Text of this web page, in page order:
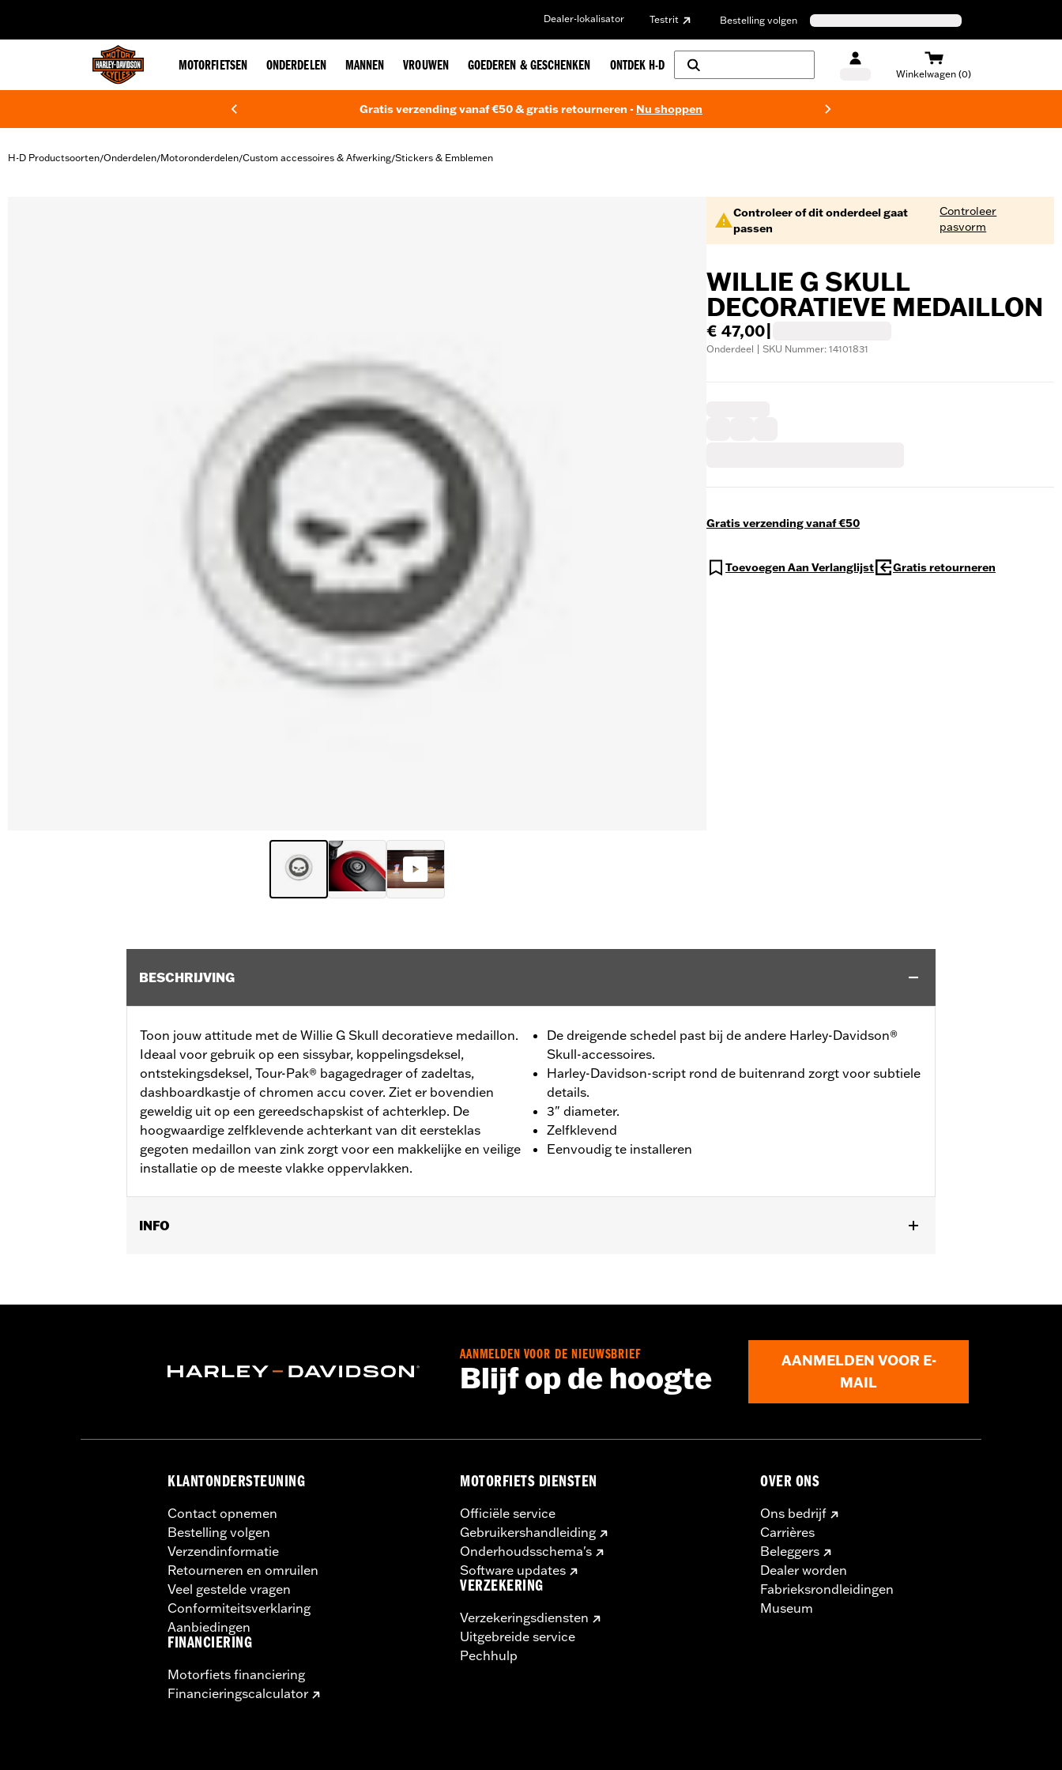
Dealer-lokalisator Testrit Bestelling volgen
MOTORFIETSEN ONDERDELEN MANNEN VROUWEN GOEDEREN & GESCHENKEN ONTDEK H-D
Winkelwagen (0)
Gratis verzending vanaf €50 & gratis retourneren - Nu shoppen
H-D Productsoorten/Onderdelen/Motoronderdelen/Custom accessoires & Afwerking/Stickers & Emblemen
Controleer of dit onderdeel gaat
passen
Controleer
pasvorm
WILLIE G SKULL
DECORATIEVE MEDAILLON
€ 47,00
Onderdeel | SKU Nummer: 14101831
Gratis verzending vanaf €50
Toevoegen Aan Verlanglijst Gratis retourneren
BESCHRIJVING
Toon jouw attitude met de Willie G Skull decoratieve medaillon.
Ideaal voor gebruik op een sissybar, koppelingsdeksel,
ontstekingsdeksel, Tour-Pak® bagagedrager of zadeltas,
dashboardkastje of chromen accu cover. Ziet er bovendien
geweldig uit op een gereedschapskist of achterklep. De
hoogwaardige zelfklevende achterkant van dit eersteklas
gegoten medaillon van zink zorgt voor een makkelijke en veilige
installatie op de meeste vlakke oppervlakken.
De dreigende schedel past bij de andere Harley-Davidson®
Skull-accessoires.
Harley-Davidson-script rond de buitenrand zorgt voor subtiele
details.
3" diameter.
Zelfklevend
Eenvoudig te installeren
INFO
Diameter:3.0
www.h-d.com/warrantyvoor meer info
AANMELDEN VOOR DE NIEUWSBRIEF
Blijf op de hoogte
AANMELDEN VOOR E-
MAIL
KLANTONDERSTEUNING
Contact opnemen
Bestelling volgen
Verzendinformatie
Retourneren en omruilen
Veel gestelde vragen
Conformiteitsverklaring
Aanbiedingen
FINANCIERING
Motorfiets financiering
Financieringscalculator
MOTORFIETS DIENSTEN
Officiële service
Gebruikershandleiding
Onderhoudsschema's
Software updates
VERZEKERING
Verzekeringsdiensten
Uitgebreide service
Pechhulp
OVER ONS
Ons bedrijf
Carrières
Beleggers
Dealer worden
Fabrieksrondleidingen
Museum